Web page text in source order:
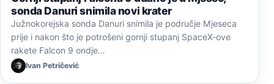
sonda Danuri snimila novi krater
Južnokorejska sonda Danuri snimila je područje Mjeseca
prije i nakon što je potrošeni gornji stupanj SpaceX-ove
rakete Falcon 9 ondje…
Ivan Petričević